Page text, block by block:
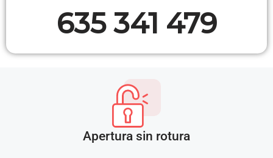
635 341 479
Apertura sin rotura